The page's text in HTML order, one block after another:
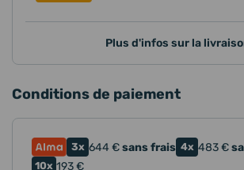
Plus d'infos sur la
Conditions de paiement
3x 644 €sans frais 4x 483€
10x 193€